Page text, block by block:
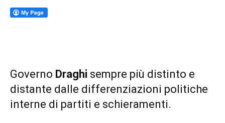
Governo Draghi sempre più distinto e
distante dalle differenziazioni politiche
interne di partiti e schieramenti.